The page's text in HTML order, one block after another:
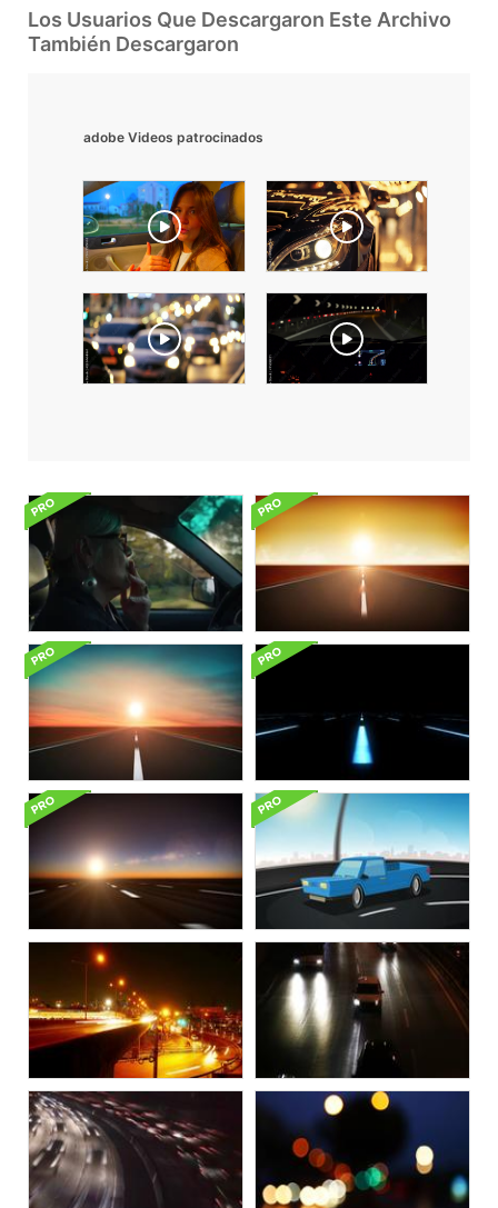
Los Usuarios Que Descargaron Este Archivo
También Descargaron
adobe Videos patrocinados